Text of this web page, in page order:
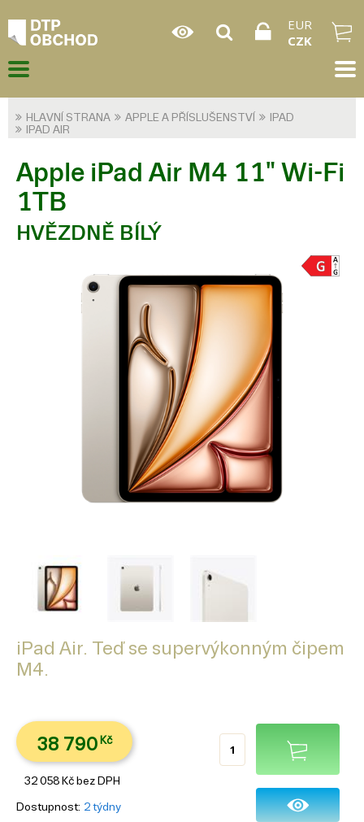
EUR
CZK
HLAVNÍ STRANA APPLE A PŘÍSLUŠENSTVÍ
IPAD
IPAD AIR
Apple iPad Air M4 11" Wi-Fi
1TB
HVĚZDNĚ BÍLÝ
iPad Air. Teď se supervýkonným čipem
M4.
38 790 Kč
32 058 Kč bez DPH
Dostupnost 2 týdny